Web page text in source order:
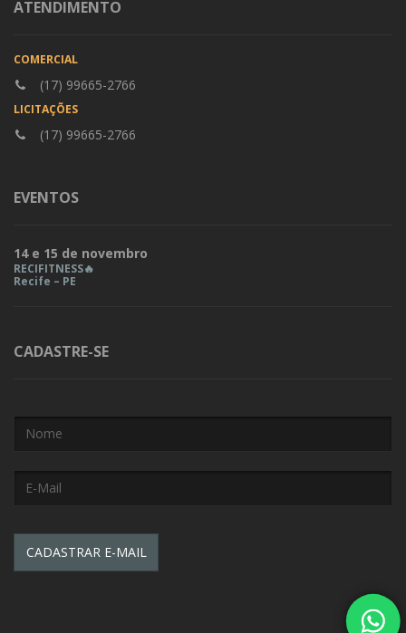
ATENDIMENTO
COMERCIAL
(17) 99665-2766
LICITAÇÕES
(17) 99665-2766
EVENTOS
14 e 15 de novembro
RECIFITNESS🔥
Recife – PE
CADASTRE-SE